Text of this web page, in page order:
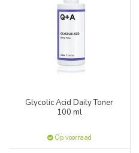
Glycolic Acid Daily Toner
100 ml
Op voorraad